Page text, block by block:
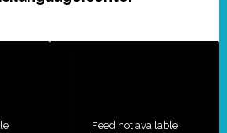
Feed not available